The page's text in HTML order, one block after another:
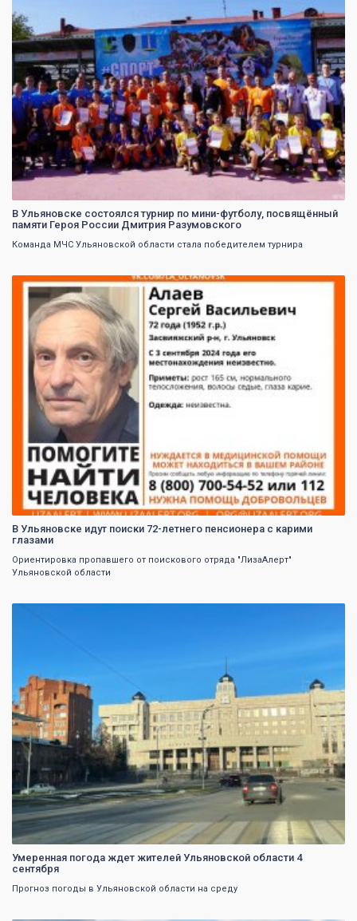
В Ульяновске состоялся турнир по мини-футболу, посвящённый
памяти Героя России Дмитрия Разумовского
Команда МЧС Ульяновской области стала победителем турнира
В Ульяновске идут поиски 72-летнего пенсионера с карими
глазами
Ориентировка пропавшего от поискового отряда "ЛизаАлерт"
Ульяновской области
Умеренная погода ждет жителей Ульяновской области 4
сентября
Прогноз погоды в Ульяновской области на среду